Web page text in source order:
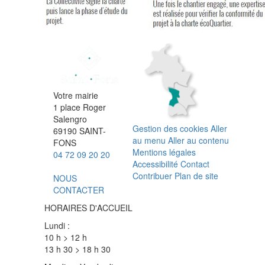
Votre mairie
1 place Roger
Salengro
69190 SAINT-
FONS
04 72 09 20 20
NOUS
CONTACTER
HORAIRES D'ACCUEIL
Lundi :
10 h > 12 h
13 h 30 > 18 h 30
Gestion des cookies Aller
au menu Aller au contenu
Mentions légales
Accessibilité Contact
Contribuer Plan de site